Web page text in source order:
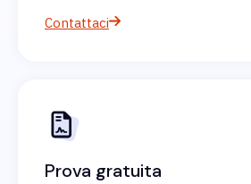
Contattaci
Prova gratuita